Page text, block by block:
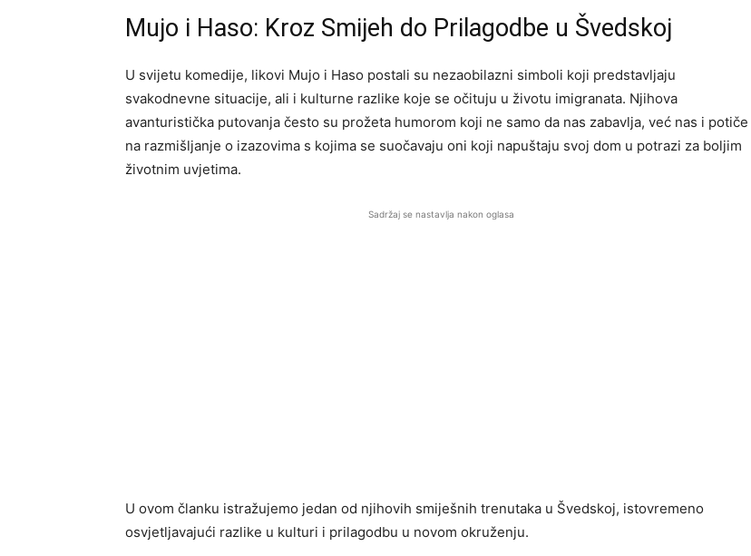
Mujo i Haso: Kroz Smijeh do Prilagodbe u Švedskoj
U svijetu komedije, likovi Mujo i Haso postali su nezaobilazni simboli koji predstavljaju
svakodnevne situacije, ali i kulturne razlike koje se očituju u životu imigranata. Njihova
avanturistička putovanja često su prožeta humorom koji ne samo da nas zabavlja, već nas i potiče
na razmišljanje o izazovima s kojima se suočavaju oni koji napuštaju svoj dom u potrazi za boljim
životnim uvjetima.
Sadržaj se nastavlja nakon oglasa
U ovom članku istražujemo jedan od njihovih smiješnih trenutaka u Švedskoj, istovremeno
osvjetljavajući razlike u kulturi i prilagodbu u novom okruženju.